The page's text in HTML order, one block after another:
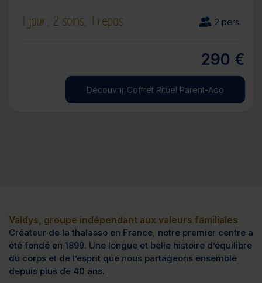
1 jour, 2 soins, 1 repas 2 pers.
290 €
Découvrir Coffret Rituel Parent-Ado
Valdys, groupe indépendant aux valeurs familiales
Créateur de la thalasso en France, notre premier centre a
été fondé en 1899. Une longue et belle histoire d’équilibre
du corps et de l’esprit que nous partageons ensemble
depuis plus de 40 ans.